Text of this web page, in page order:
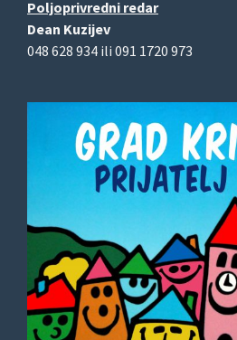
Poljoprivredni redar
Dean Kuzijev
048 628 934 ili 091 1720 973